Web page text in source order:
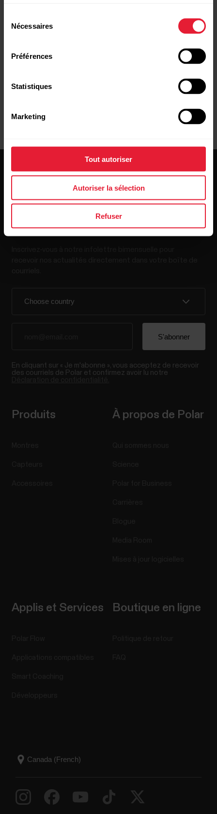
Nécessaires
Préférences
Statistiques
Marketing
Tout autoriser
Autoriser la sélection
Refuser
Une fois l'opération terminée, le message
Polar.
Restez au courant!
En cliquant sur « Je m'abonne », vous acceptez de recevoir
des courriels de Polar et confirmez avoir lu notre
Produits À propos de Polar
Applis et Services Boutique en ligne